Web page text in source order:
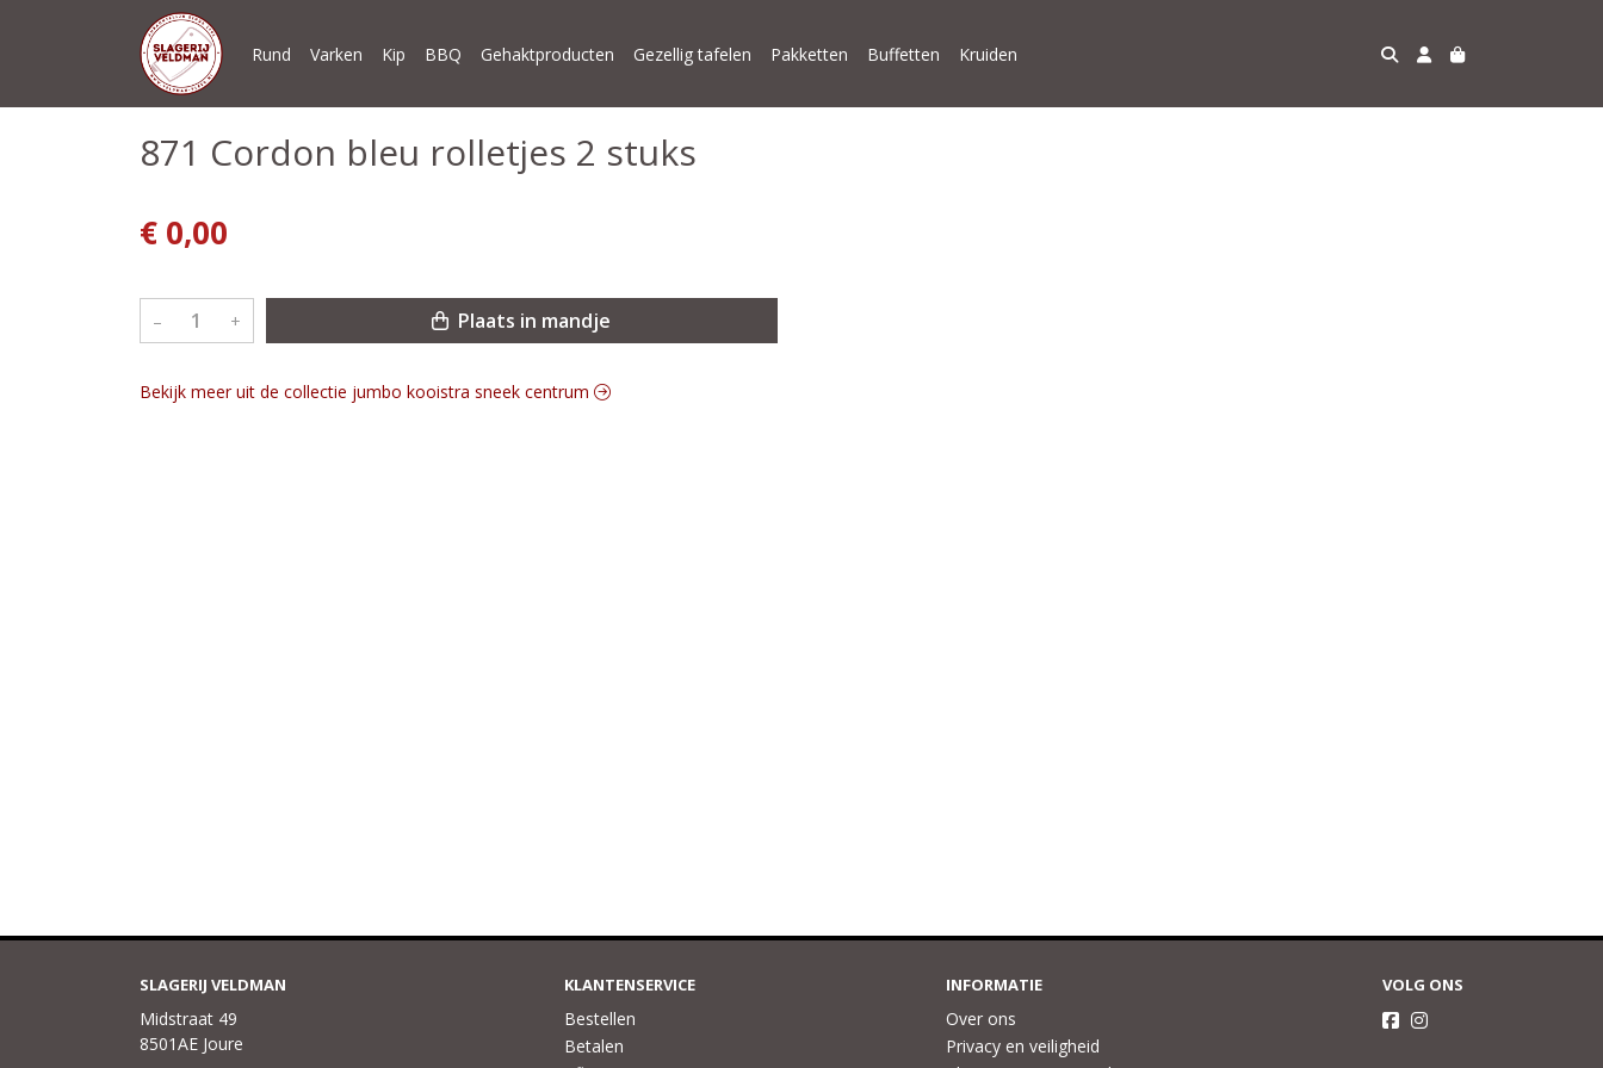
Rund Varken Kip BBQ Gehaktproducten Gezellig tafelen Pakketten Buffetten Kruiden
871 Cordon bleu rolletjes 2 stuks
€ 0,00
– + Plaats in mandje
Bekijk meer uit de collectie jumbo kooistra sneek centrum
SLAGERIJ VELDMAN
Midstraat 49
8501AE Joure
KLANTENSERVICE
Bestellen
Betalen
INFORMATIE
Over ons
Privacy en veiligheid
VOLG ONS